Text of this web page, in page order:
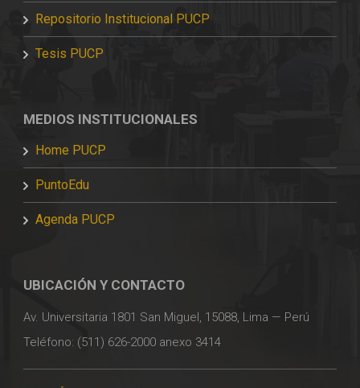
Repositorio Institucional PUCP
Tesis PUCP
MEDIOS INSTITUCIONALES
Home PUCP
PuntoEdu
Agenda PUCP
UBICACIÓN Y CONTACTO
Av. Universitaria 1801 San Miguel, 15088, Lima — Perú
Teléfono: (511) 626-2000 anexo 3414